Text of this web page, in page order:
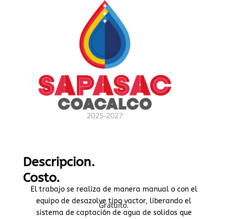
Descripcion.
El trabajo se realiza de manera manual o con el
equipo de desazolve tipo vactor, liberando el
sistema de captación de agua de solidos que
Costo.
Gratuito.